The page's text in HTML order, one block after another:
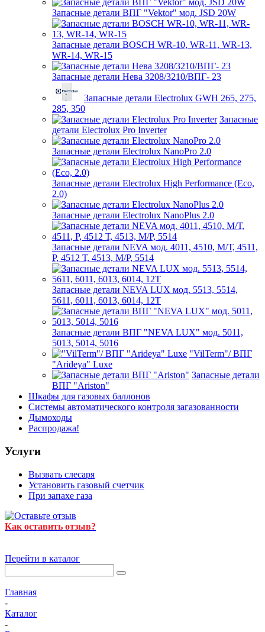
Запасные детали ВПГ "Vektor" мод. JSD 20W
Запасные детали BOSCH WR-10, WR-11, WR-13,
WR-14, WR-15
Запасные детали Нева 3208/3210/ВПГ- 23
Запасные детали Electrolux GWH 265, 275,
285, 350
Запасные
детали Electrolux Pro Inverter
Запасные детали Electrolux NanoPro 2.0
Запасные детали Electrolux High Performance (Eco,
2.0)
Запасные детали Electrolux NanoPlus 2.0
Запасные детали NEVA мод. 4011, 4510, М/Т, 4511,
P, 4512 Т, 4513, М/Р, 5514
Запасные детали NEVA LUX мод. 5513, 5514,
5611, 6011, 6013, 6014, 12Т
Запасные детали ВПГ "NEVA LUX" мод. 5011,
5013, 5014, 5016
"VilTerm"/ ВПГ
"Arideya" Luxe
Запасные детали
ВПГ "Ariston"
Шкафы для газовых баллонов
Системы автоматического контроля загазованности
Дымоходы
Распродажа!
Услуги
Вызвать слесаря
Установить газовый счетчик
При запахе газа
Как оставить отзыв?
Перейти в каталог
Главная
-
Каталог
-